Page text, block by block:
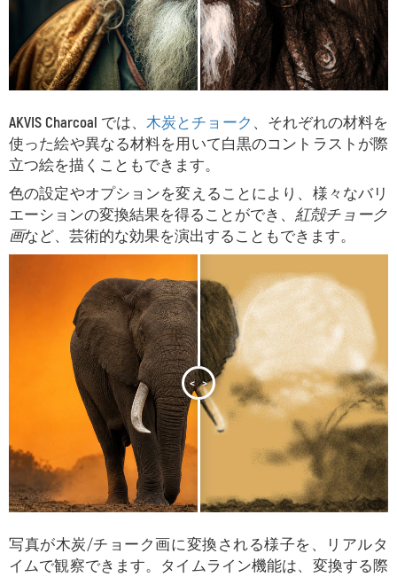
AKVIS Charcoal では、木炭とチョーク 、それぞれの材料を
使った絵や異なる材料を用いて白黒のコントラストが際
立つ絵を描くこともできます。
色の設定やオプションを変えることにより、様々なバリ
エーションの変換結果を得ることができ、 紅殻チョーク
画など、芸術的な効果を演出することもできます。
< >
写真が木炭/チョーク画に変換される様子を、リアルタ
イムで観察できます。タイムライン機能は、変換する際